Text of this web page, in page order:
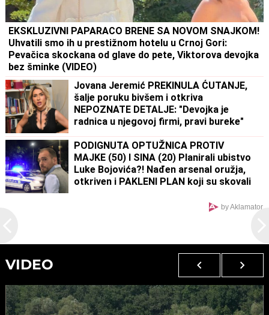
EKSKLUZIVNI PAPARACO BRENE SA NOVOM SNAJKOM!
Uhvatili smo ih u prestižnom hotelu u Crnoj Gori:
Pevačica skockana od glave do pete, Viktorova devojka
bez šminke (VIDEO)
Jovana Jeremić PREKINULA ĆUTANJE,
šalje poruku bivšem i otkriva
NEPOZNATE DETALJE: "Devojka je
radnica u njegovoj firmi, pravi bureke"
PODIGNUTA OPTUŽNICA PROTIV
MAJKE (50) I SINA (20) Planirali ubistvo
Luke Bojovića?! Nađen arsenal oružja,
otkriven i PAKLENI PLAN koji su skovali
by Aklamator
VIDEO